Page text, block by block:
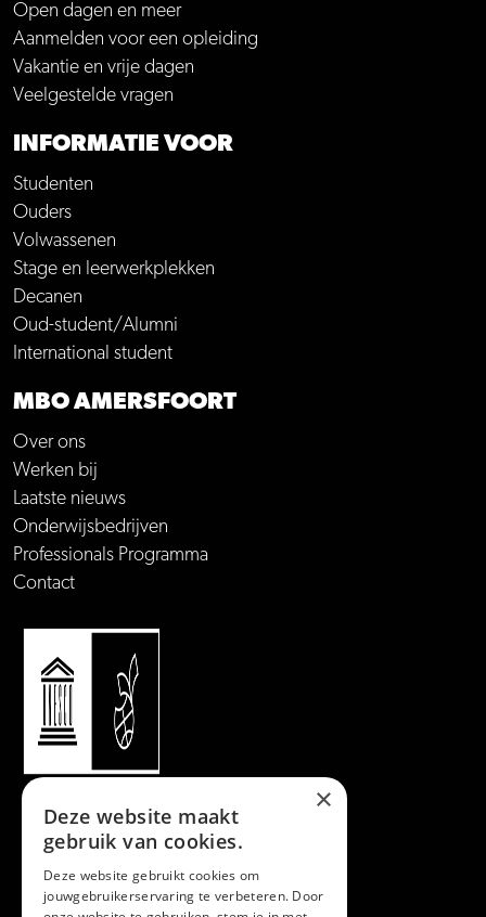
Open dagen en meer
Aanmelden voor een opleiding
Vakantie en vrije dagen
Veelgestelde vragen
INFORMATIE VOOR
Studenten
Ouders
Volwassenen
Stage en leerwerkplekken
Decanen
Oud-student/Alumni
International student
MBO AMERSFOORT
Over ons
Werken bij
Laatste nieuws
Onderwijsbedrijven
Professionals Programma
Contact
×
Deze website maakt
gebruik van cookies.
Deze website gebruikt cookies om
jouwgebruikerservaring te verbeteren. Door